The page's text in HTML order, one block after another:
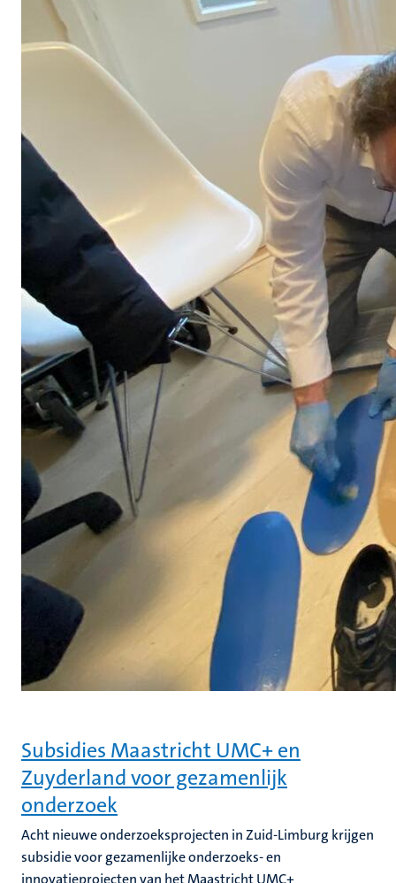
Subsidies Maastricht UMC+ en
Zuyderland voor gezamenlijk
onderzoek
Acht nieuwe onderzoeksprojecten in Zuid-Limburg krijgen
subsidie voor gezamenlijke onderzoeks- en
innovatieprojecten van het Maastricht UMC+